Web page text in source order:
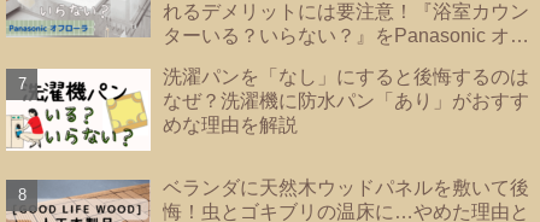
れるデメリットには要注意！『浴室カウン
ターいる？いらない？』をPanasonic オフ
洗濯パンを「なし」にすると後悔するのは
なぜ？洗濯機に防水パン「あり」がおすす
めな理由を解説
ベランダに天然木ウッドパネルを敷いて後
悔！虫とゴキブリの温床に…やめた理由と